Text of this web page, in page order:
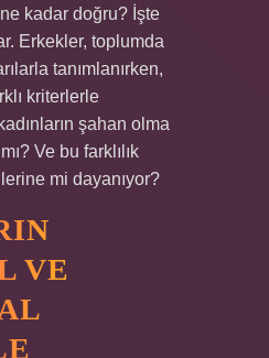
ne kadar doğru? İşte
Erkekler, toplumda
tanımlanırken,
kriterlerle
şahan olma
Ve bu farklılık
mi dayanıyor?
VE